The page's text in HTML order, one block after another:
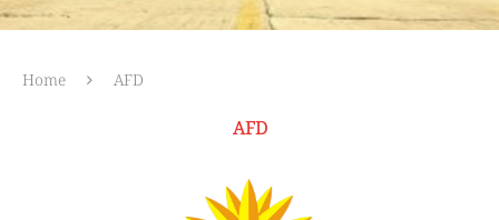
Home AFD
AFD